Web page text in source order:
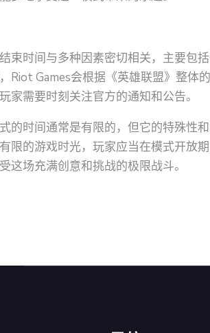
束时间与多种因素密切相关，主要包
Riot Games会根据《英雄联盟》整体
家需要时刻关注官方的通知和公告。
的时间通常是有限的，但它的特殊性
限的游戏时光，玩家应当在模式开放
这场充满创意和挑战的极限战斗。